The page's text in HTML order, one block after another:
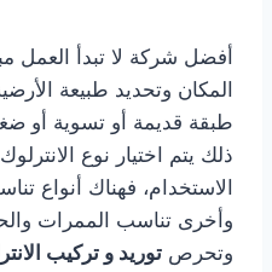
أفضل شركة لا تبدأ العمل
المكان وتحديد طبيعة
طبقة قديمة أو تسوية أو
ذلك يتم اختيار نوع
الاستخدام، فهناك أنواع
وأخرى تناسب الممرات
وتحرص توريد و تركيب